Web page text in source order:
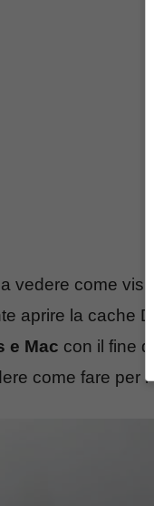
vedere come
aprire la cache
e Mac con il fine
come fare per